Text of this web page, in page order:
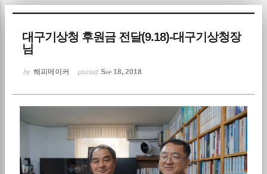
대구기상청 후원금 전달(9.18)-대구기상청장
님
by 해피메이커 posted Sep 18, 2018
Sketchbook5, 스케치북5
Sketchbook5, 스케치북5